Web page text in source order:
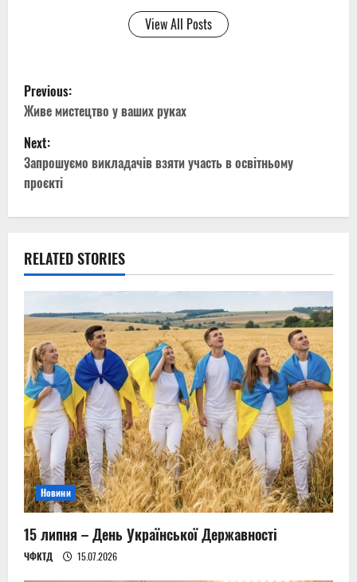
View All Posts
P
o
s
t
n
a
v
i
g
a
t
i
o
n
Previous:
Живе мистецтво у ваших руках
Next:
Запрошуємо викладачів взяти участь в освітньому
проєкті
RELATED STORIES
Новини
15 липня – День Української Державності
ЧФКТД 15.07.2026